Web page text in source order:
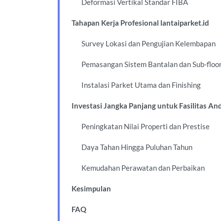
Deformasi Vertikal Standar FIBA
Tahapan Kerja Profesional lantaiparket.id
Survey Lokasi dan Pengujian Kelembapan
Pemasangan Sistem Bantalan dan Sub-
Instalasi Parket Utama dan Finishing
Investasi Jangka Panjang untuk Fasilitas
Peningkatan Nilai Properti dan Prestise
Daya Tahan Hingga Puluhan Tahun
Kemudahan Perawatan dan Perbaikan
Kesimpulan
FAQ